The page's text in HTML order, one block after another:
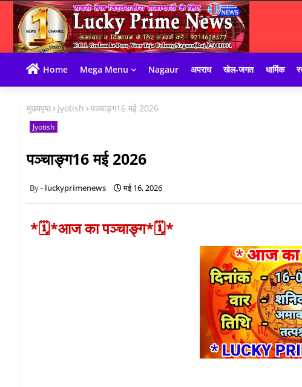
Home Mega Menu Nagaur अपराध खेल-जगत धार्मिक
मुख्यपृष्ठ Jyotish पञ्चाङ्ग16 मई 2026
Jyotish
पञ्चाङ्ग16 मई 2026
luckyprimenews मई 16, 2026
*🗓*आज का पञ्चाङ्ग*🗓*